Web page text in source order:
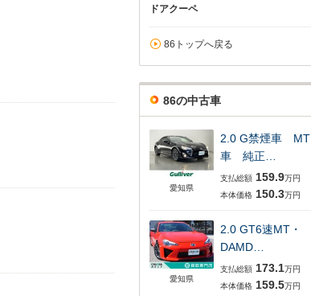
ドアクーペ
86トップへ戻る
86の中古車
愛知県
2.0 G禁煙車 MT
車 純正…
支払総額 159.9万円
本体価格 150.3万円
愛知県
2.0 GT6速MT・
DAMD…
支払総額 173.1万円
本体価格 159.5万円